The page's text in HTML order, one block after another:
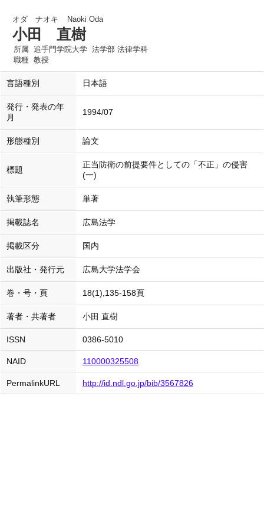
オダ ナオキ Naoki Oda
小田 直樹
所属 追手門学院大学 法学部 法律学科
職種 教授
言語種別 日本語
発行・発表の年
月
1994/07
形態種別 論文
標題
正当防衛の前提要件としての「不正」の侵害
(一)
執筆形態 単著
掲載誌名 広島法学
掲載区分 国内
出版社・発行元 広島大学法学会
巻・号・頁 18(1),135-158頁
著者・共著者 小田 直樹
ISSN 0386-5010
NAID 110000325508
PermalinkURL http://id.ndl.go.jp/bib/3567826